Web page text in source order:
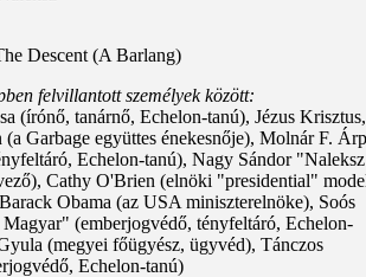
Descent (A Barlang)
felvillantott személyek között:
(írónő, tanárnő, Echelon-tanú), Jézus Krisztus,
Garbage együttes énekesnője), Molnár F.
Echelon-tanú), Nagy Sándor
Cathy O'Brien (elnöki "presidential"
Obama (az USA miniszterelnöke), Soós
(emberjogvédő, tényfeltáró, Echelon-
(megyei főügyész, ügyvéd), Tánczos
Echelon-tanú)